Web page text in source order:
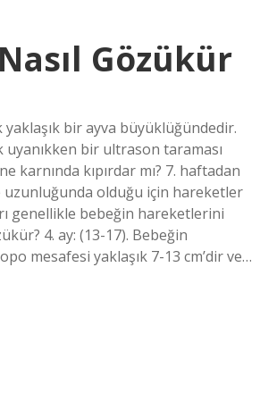
Gözükür
bir ayva büyüklüğündedir.
bir ultrason taraması
karnında kıpırdar mı? 7. haftadan
olduğu için hareketler
genellikle bebeğin hareketlerini
4. ay: (13-17). Bebeğin
mesafesi yaklaşık 7-13 cm’dir ve…